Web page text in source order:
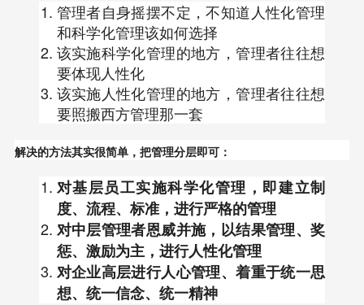
管理者自身摇摆不定，不知道人性化管理
和科学化管理该如何选择
该实施科学化管理的地方，管理者往往想
要体现人性化
该实施人性化管理的地方，管理者往往想
要照搬西方管理那一套
解决的方法其实很简单，把管理分层即可：
对基层员工实施科学化管理，即建立制
度、流程、标准，进行严格的管理
对中层管理者恩威并施，以结果管理、奖
惩、激励为主，进行人性化管理
对企业高层进行人心管理、着重于统一思
想、统一信念、统一精神